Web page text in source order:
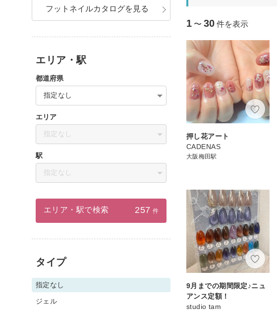
1 〜 30 件を表示
押し花アート
CADENAS
大阪梅田駅
9月までの期間限定♪ニュ
アンス定額！
studio tam
フットネイルカタログを見る
エリア・駅
都道府県
指定なし
エリア
指定なし
駅
指定なし
エリア・駅で検索 257 件
タイプ
指定なし
ジェル